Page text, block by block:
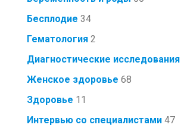
Бесплодие 34
Гематология 2
Диагностические исследования
Женское здоровье 68
Здоровье 11
Интервью со специалистами 47